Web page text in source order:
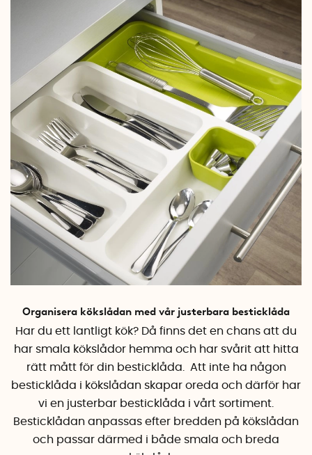
Organisera kökslådan med vår justerbara besticklåda
Har du ett lantligt kök? Då finns det en chans att du
har smala kökslådor hemma och har svårit att hitta
rätt mått för din besticklåda. Att inte ha någon
besticklåda i kökslådan skapar oreda och därför har
vi en justerbar besticklåda i vårt sortiment.
Besticklådan anpassas efter bredden på kökslådan
och passar därmed i både smala och breda